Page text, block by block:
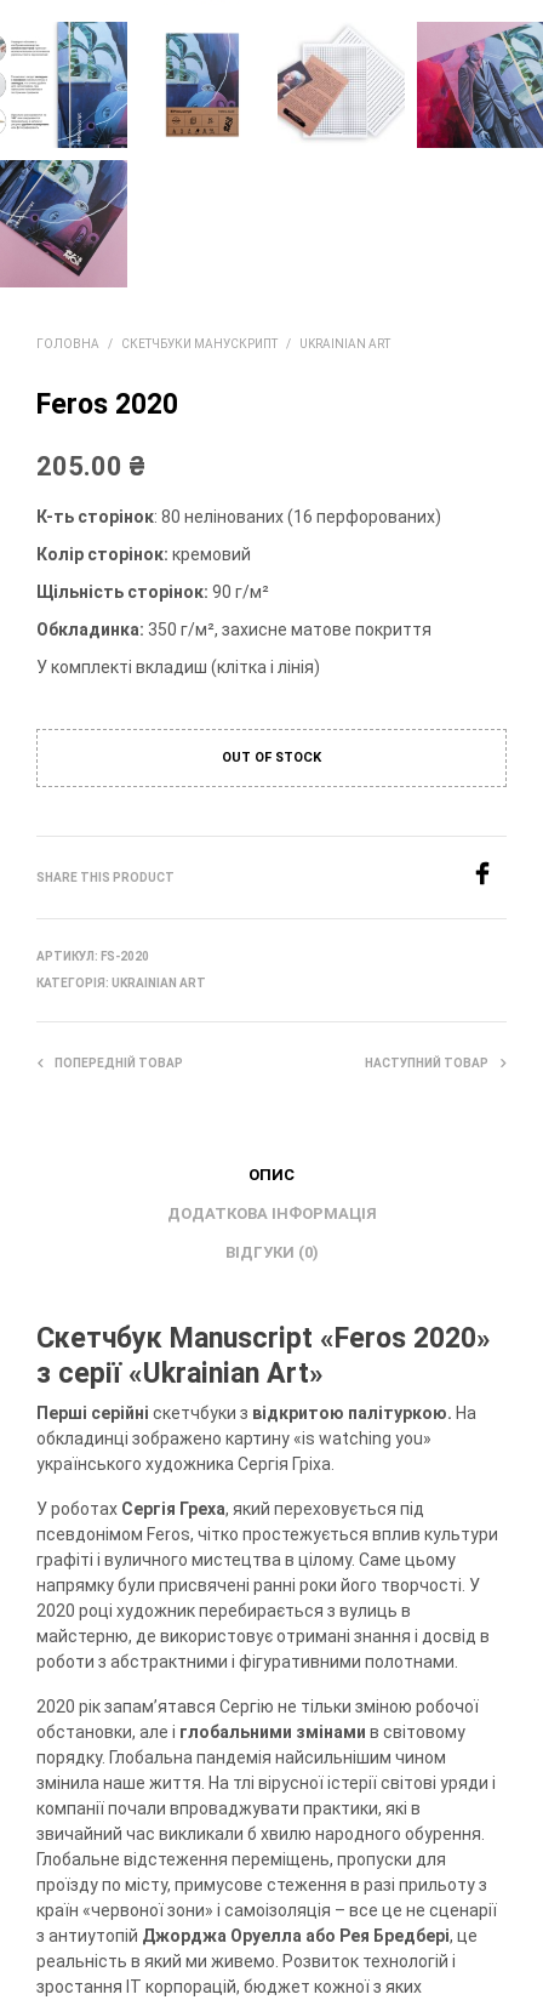
ГОЛОВНА / СКЕТЧБУКИ МАНУСКРИПТ / UKRAINIAN ART
Feros 2020
205.00 ₴
К-ть сторінок: 80 нелінованих (16 перфорованих)
Колір сторінок: кремовий
Щільність сторінок: 90 г/м²
Обкладинка: 350 г/м², захисне матове покриття
У комплекті вкладиш (клітка і лінія)
OUT OF STOCK
SHARE THIS PRODUCT
АРТИКУЛ: FS-2020
КАТЕГОРІЯ: UKRAINIAN ART
ПОПЕРЕДНІЙ ТОВАР НАСТУПНИЙ ТОВАР
ОПИС
ДОДАТКОВА ІНФОРМАЦІЯ
ВІДГУКИ (0)
Скетчбук Manuscript «Feros 2020»
з серії «Ukrainian Art»
Перші серійні скетчбуки з відкритою палітуркою. На
обкладинці зображено картину «is watching you»
українського художника Сергія Гріха.
У роботах Сергія Греха, який переховується під
псевдонімом Feros, чітко простежується вплив культури
графіті і вуличного мистецтва в цілому. Саме цьому
напрямку були присвячені ранні роки його творчості. У
2020 році художник перебирається з вулиць в
майстерню, де використовує отримані знання і досвід в
роботи з абстрактними і фігуративними полотнами.
2020 рік запам’ятався Сергію не тільки зміною робочої
обстановки, але і глобальними змінами в світовому
порядку. Глобальна пандемія найсильнішим чином
змінила наше життя. На тлі вірусної істерії світові уряди і
компанії почали впроваджувати практики, які в
звичайний час викликали б хвилю народного обурення.
Глобальне відстеження переміщень, пропуски для
проїзду по місту, примусове стеження в разі прильоту з
країн «червоної зони» і самоізоляція – все це не сценарії
з антиутопій Джорджа Оруелла або Рея Бредбері, це
реальність в який ми живемо. Розвиток технологій і
зростання IT корпорацій, бюджет кожної з яких